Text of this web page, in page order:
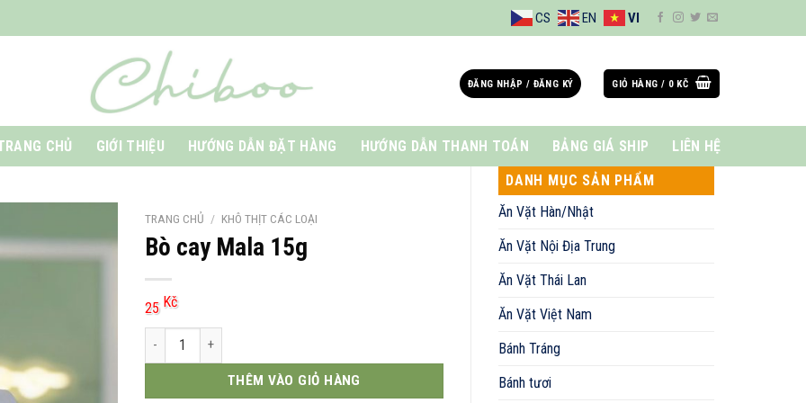
CS EN VI
ĐĂNG NHẬP / ĐĂNG KÝ GIỎ HÀNG / 0 KČ
CHỦ GIỚI THIỆU HƯỚNG DẪN ĐẶT HÀNG HƯỚNG DẪN THANH TOÁN BẢNG GIÁ SHIP
LIÊN HỆ
DANH MỤC SẢN PHẨM
Ăn Vặt Hàn/Nhật
Ăn Vặt Nội Địa Trung
Ăn Vặt Thái Lan
Ăn Vặt Việt Nam
Bánh Tráng
Bánh tươi
TRANG CHỦ / KHÔ THỊT CÁC LOẠI
Bò cay Mala 15g
25 Kč
Bò cay Mala 15g số lượng
THÊM VÀO GIỎ HÀNG